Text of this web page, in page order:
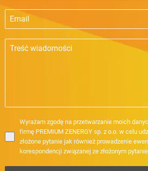
Wyrażam zgodę na przetwarzanie moich
firmę PREMIUM ZENERGY sp. z o.o. w celu
złożone pytanie jak również prowadzenie
korespondencji związanej ze złożonym